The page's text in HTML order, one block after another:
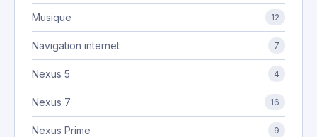
Musique 12
Navigation internet 7
Nexus 5 4
Nexus 7 16
Nexus Prime 9